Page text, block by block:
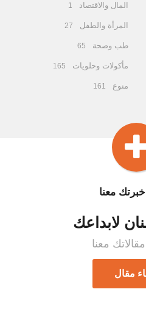
المال والاقتصاد 1
المرأة والطفل 27
طب وصحة 65
مأكولات وحلويات 165
منوع 161
معنا
لابداعك
معنا
مقال